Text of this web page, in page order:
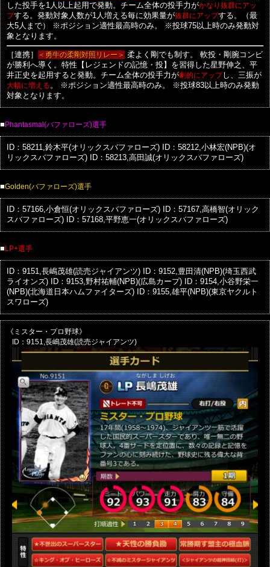
した投手を1人以上起用で発動。チーム全体の投手力がかなり抜群にアッ
プする。発動対象人数が1人増える毎に効果量が抜群にアップする。（最
大5人まで）
※ポジション適性最高時のみ。
※投球75以上時のみ発動対
象となります。
［連携］ ＜勇牛の柔剛対照リレー＞ 柔よく剛でも制す。
軟投・剛腕コンビ
が勝利へ導く。特性【レジェンドの記憶・投】を習得した星野伸之、平
井正史を起用すると発動。チーム全体の投手力が劇的にアップし、三振が
大幅に増える。 ※ポジション適性最高時のみ。
※投球83以上時のみ発動
対象となります。
■ Phantasmal(バファローズ)選手
ID：58211,鈴木平(オリックスバファローズ) ID：58212,小林宏(NPB)(オ
リックスバファローズ) ID：58213,高田誠(オリックスバファローズ)
■Golden(バファローズ)選手
ID：57166,小倉恒(オリックスバファローズ) ID：57167,高橋智(オリック
スバファローズ) ID：57168,平野恵一(オリックスバファローズ)
■ LP+選手
ID：9151,長嶋茂雄(読売ジャイアンツ) ID：9152,豊田清(NPB)(埼玉西武
ライオンズ) ID：9153,野村祐輔(NPB)(広島カープ) ID：9154,小谷野栄一
(NPB)(北海道日本ハムファイターズ) ID：9155,雄平(NPB)(東京ヤクルト
スワローズ)
《ミスター・プロ野球》
ID：9151,長嶋茂雄(読売ジャイアンツ)